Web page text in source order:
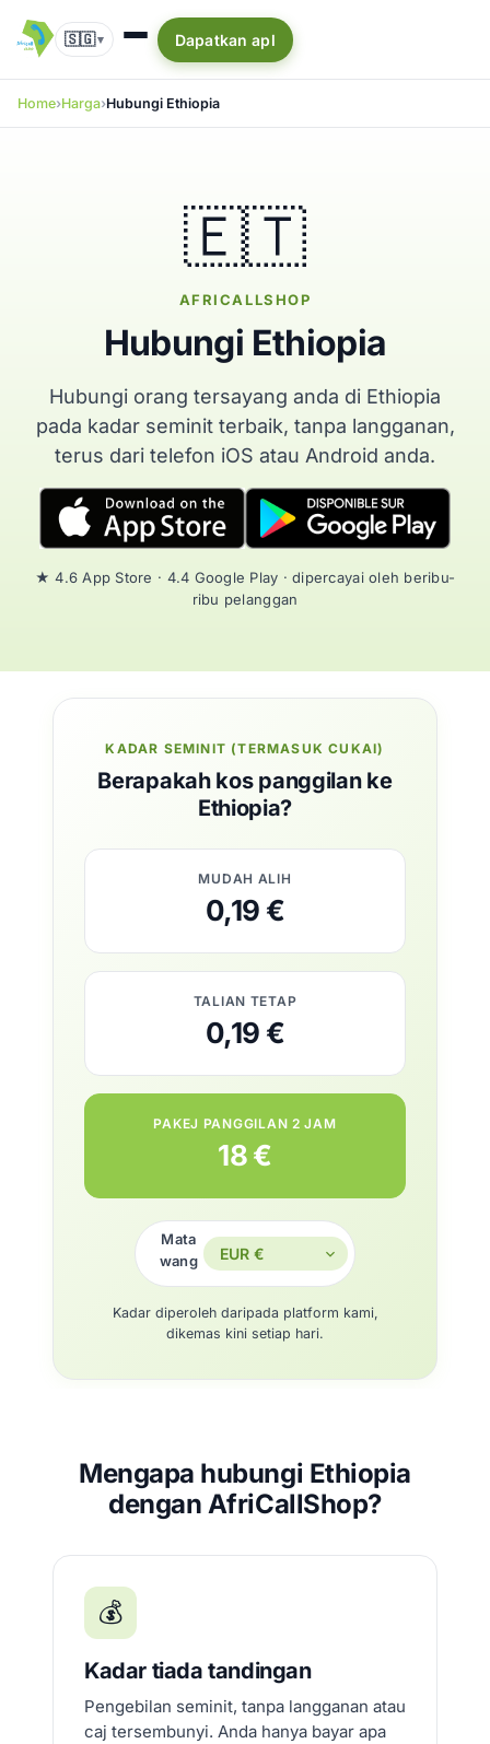
🇸🇬▾ Dapatkan apl
Home Harga Hubungi Ethiopia
🇪🇹
AFRICALLSHOP
Hubungi Ethiopia
Hubungi orang tersayang anda di Ethiopia
pada kadar seminit terbaik, tanpa langganan,
terus dari telefon iOS atau Android anda.
★ 4.6 App Store · 4.4 Google Play · dipercayai oleh beribu-
ribu pelanggan
KADAR SEMINIT (TERMASUK CUKAI)
Berapakah kos panggilan ke
Ethiopia?
MUDAH ALIH
0,19 €
TALIAN TETAP
0,19 €
PAKEJ PANGGILAN 2 JAM
18 €
Mata
wang
Kadar diperoleh daripada platform kami,
dikemas kini setiap hari.
Mengapa hubungi Ethiopia
dengan AfriCallShop?
💰
Kadar tiada tandingan
Pengebilan seminit, tanpa langganan atau
caj tersembunyi. Anda hanya bayar apa